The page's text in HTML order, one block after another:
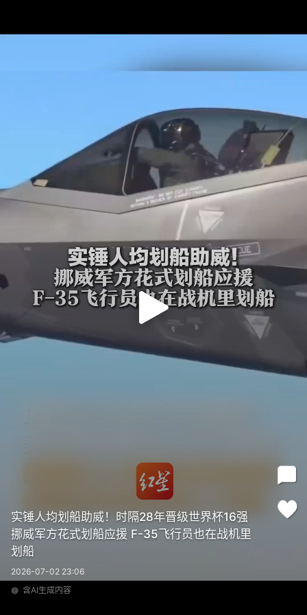
实锤人均划船助威！时隔28年晋级世界杯16强
挪威军方花式划船应援 F-35飞行员也在战机里
划船
2026-07-02 23:06
含AI生成内容